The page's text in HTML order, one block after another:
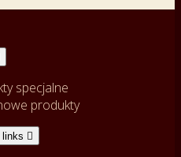
specjalne
produkty
links 